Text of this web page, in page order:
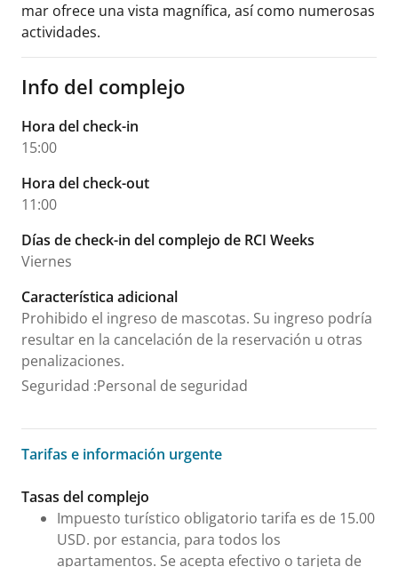
mar ofrece una vista magnífica, así como numerosas
actividades.
Info del complejo
Hora del check-in
15:00
Hora del check-out
11:00
Días de check-in del complejo de RCI Weeks
Viernes
Característica adicional
Prohibido el ingreso de mascotas. Su ingreso podría
resultar en la cancelación de la reservación u otras
penalizaciones.
Seguridad :Personal de seguridad
Tarifas e información urgente
Tarifas e información urgente
Tasas del complejo
Impuesto turístico obligatorio tarifa es de 15.00
USD. por estancia, para todos los
apartamentos. Se acepta efectivo o tarjeta de